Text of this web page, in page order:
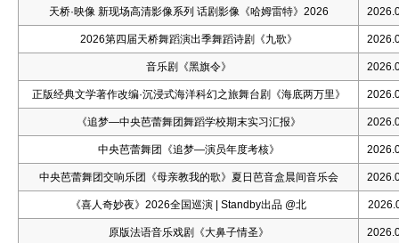
天桥·映像 新现场高清影像系列 话剧影像《哈姆雷特》2026
2026第四届天桥舞蹈演出季舞蹈诗剧《九歌》
音乐剧《黑旗令》
正版经典文学著作改编·沉浸式海洋科幻之旅舞台剧《海底两万里》
《追梦—中央芭蕾舞团舞蹈学校期末实习汇报》
中央芭蕾舞团《追梦—演员年度考核》
中央芭蕾舞团交响乐团《母亲教我的歌》夏日芭音盒晨间音乐会
《喜人奇妙夜》2026全国巡演 | Standby出品 @北
原版法语音乐戏剧《大鼻子情圣》